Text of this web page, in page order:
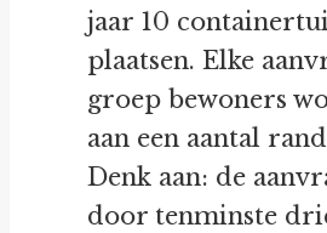
jaar 10
plaatsen. Elke
groep bewoners
aan een aantal
Denk aan: de
door tenminste